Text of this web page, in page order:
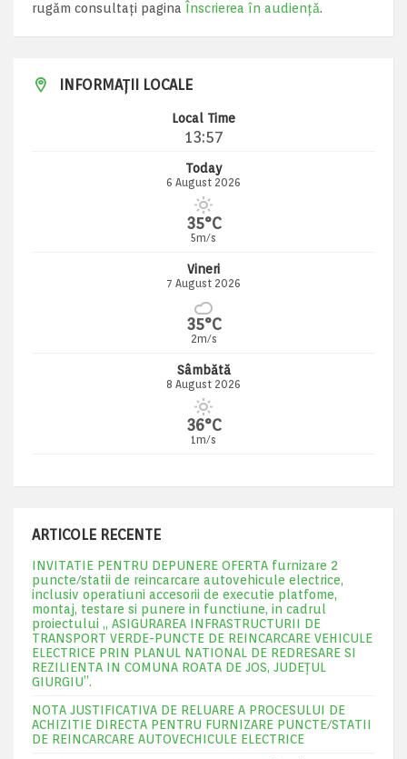
rugăm consultați pagina Înscrierea în audiență.
INFORMAȚII LOCALE
Local Time
13:57
Today
6 August 2026
35°C
5m/s
Vineri
7 August 2026
35°C
2m/s
Sâmbătă
8 August 2026
36°C
1m/s
ARTICOLE RECENTE
INVITATIE PENTRU DEPUNERE OFERTA furnizare 2
puncte/statii de reincarcare autovehicule electrice,
inclusiv operatiuni accesorii de executie platfome,
montaj, testare si punere in functiune, in cadrul
proiectului „ ASIGURAREA INFRASTRUCTURII DE
TRANSPORT VERDE-PUNCTE DE REINCARCARE VEHICULE
ELECTRICE PRIN PLANUL NATIONAL DE REDRESARE SI
REZILIENTA IN COMUNA ROATA DE JOS, JUDEŢUL
GIURGIU”.
NOTA JUSTIFICATIVA DE RELUARE A PROCESULUI DE
ACHIZITIE DIRECTA PENTRU FURNIZARE PUNCTE/STATII
DE REINCARCARE AUTOVECHICULE ELECTRICE